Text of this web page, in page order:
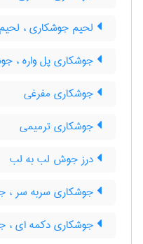
لحیم جوشکاری ،
جوشکاری پل واره ،
جوشکاری مفرغی
جوشکاری ترمیمی
درز جوش لب به لب
جوشکاری سربه سر ،
جوشکاری دکمه ای ،